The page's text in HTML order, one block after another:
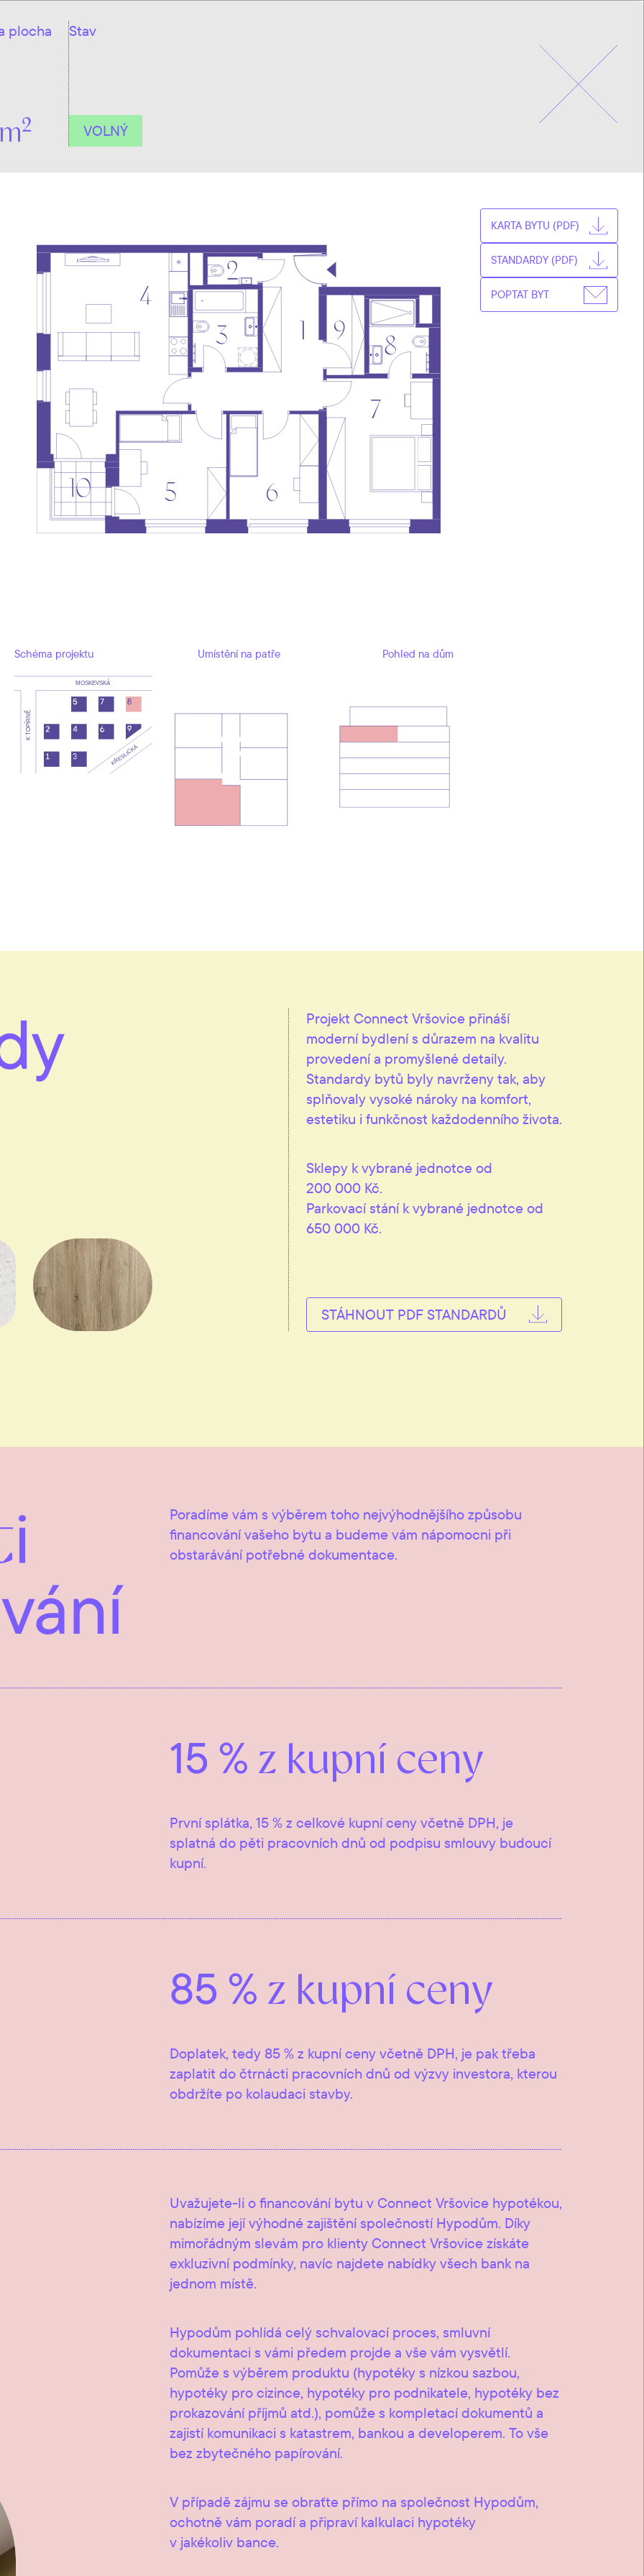
plocha
2
Stav
VOLNÝ
Schéma projektu Umístění na patře Pohled na dům
KARTA BYTU (PDF)
STANDARDY (PDF)
POPTAT BYT
Projekt Connect Vršovice přináší
moderní bydlení s důrazem na kvalitu
provedení a promyšlené detaily.
Standardy bytů byly navrženy tak, aby
splňovaly vysoké nároky na komfort,
estetiku i funkčnost každodenního života.
Sklepy k vybrané jednotce od
200 000 Kč.
Parkovací stání k vybrané jednotce od
650 000 Kč.
STÁHNOUT PDF STANDARDŮ
Poradíme vám s výběrem toho nejvýhodnějšího způsobu
financování vašeho bytu a budeme vám nápomocni při
obstarávání potřebné dokumentace.
15 % z kupní ceny
První splátka, 15 % z celkové kupní ceny včetně DPH, je
splatná do pěti pracovních dnů od podpisu smlouvy budoucí
kupní.
85 % z kupní ceny
Doplatek, tedy 85 % z kupní ceny včetně DPH, je pak třeba
zaplatit do čtrnácti pracovních dnů od výzvy investora, kterou
obdržíte po kolaudaci stavby.
Uvažujete-li o financování bytu v Connect Vršovice hypotékou,
nabízíme její výhodné zajištění společností Hypodům. Díky
mimořádným slevám pro klienty Connect Vršovice získáte
exkluzivní podmínky, navíc najdete nabídky všech bank na
jednom místě.
Hypodům pohlídá celý schvalovací proces, smluvní
dokumentaci s vámi předem projde a vše vám vysvětlí.
Pomůže s výběrem produktu (hypotéky s nízkou sazbou,
hypotéky pro cizince, hypotéky pro podnikatele, hypotéky bez
prokazování příjmů atd.), pomůže s kompletací dokumentů a
zajistí komunikaci s katastrem, bankou a developerem. To vše
bez zbytečného papírování.
V případě zájmu se obraťte přímo na společnost Hypodům,
ochotně vám poradí a připraví kalkulaci hypotéky
v jakékoliv bance.